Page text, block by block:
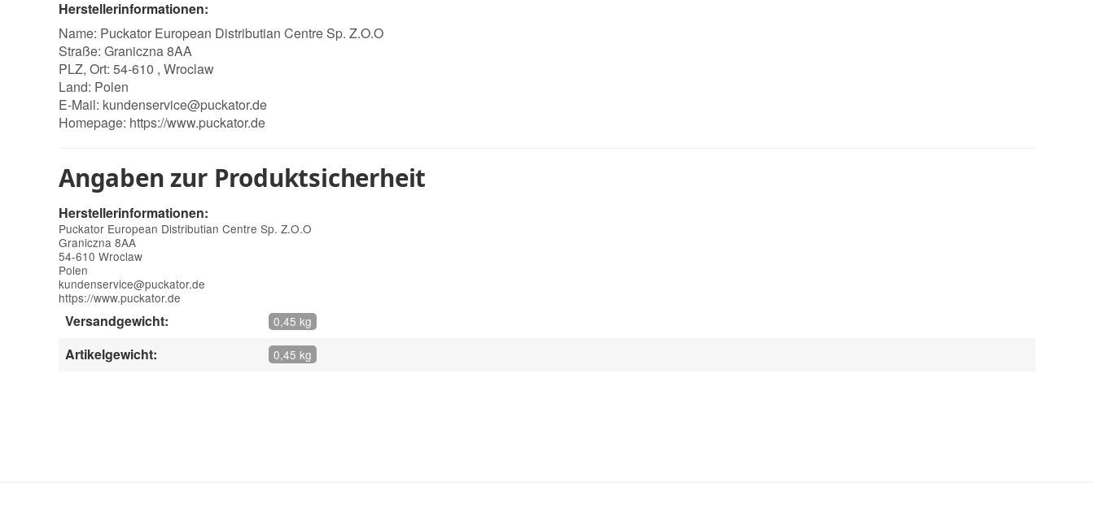
Herstellerinformationen:
Name: Puckator European Distributian Centre Sp. Z.O.O
Straße: Graniczna 8AA
PLZ, Ort: 54-610 , Wroclaw
Land: Polen
E-Mail: kundenservice@puckator.de
Homepage: https://www.puckator.de
Angaben zur Produktsicherheit
Herstellerinformationen:
Puckator European Distributian Centre Sp. Z.O.O
Graniczna 8AA
54-610 Wroclaw
Polen
kundenservice@puckator.de
https://www.puckator.de
Versandgewicht: 0,45 kg
Artikelgewicht: 0,45 kg